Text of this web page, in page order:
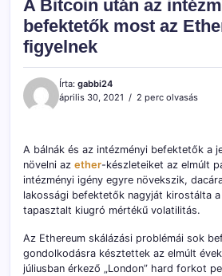
A Bitcoin után az
befektetők most az
figyelnek
Írta: gabbi24
április 30, 2021
2 perc olvasás
A bálnák és az intézményi befektetők a
növelni az ether-készleteiket az elmúlt
intézményi igény egyre növekszik,
lakossági befektetők nagyját kirostálta
tapasztalt kiugró mértékű volatilitás.
Az Ethereum skálázási problémái sok
gondolkodásra késztettek az elmúlt
júliusban érkező „London” hard forkot